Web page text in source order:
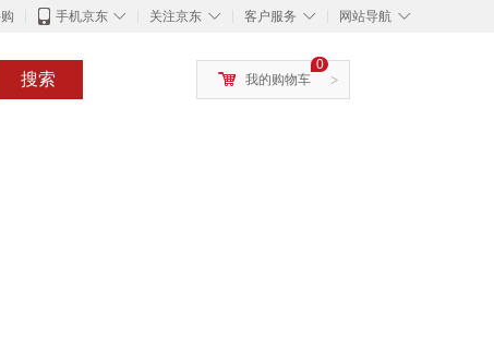
◇
手机京东 ◇
关注京东 ◇
客户服务 ◇
网站导航
搜索 >
0
我的购物车